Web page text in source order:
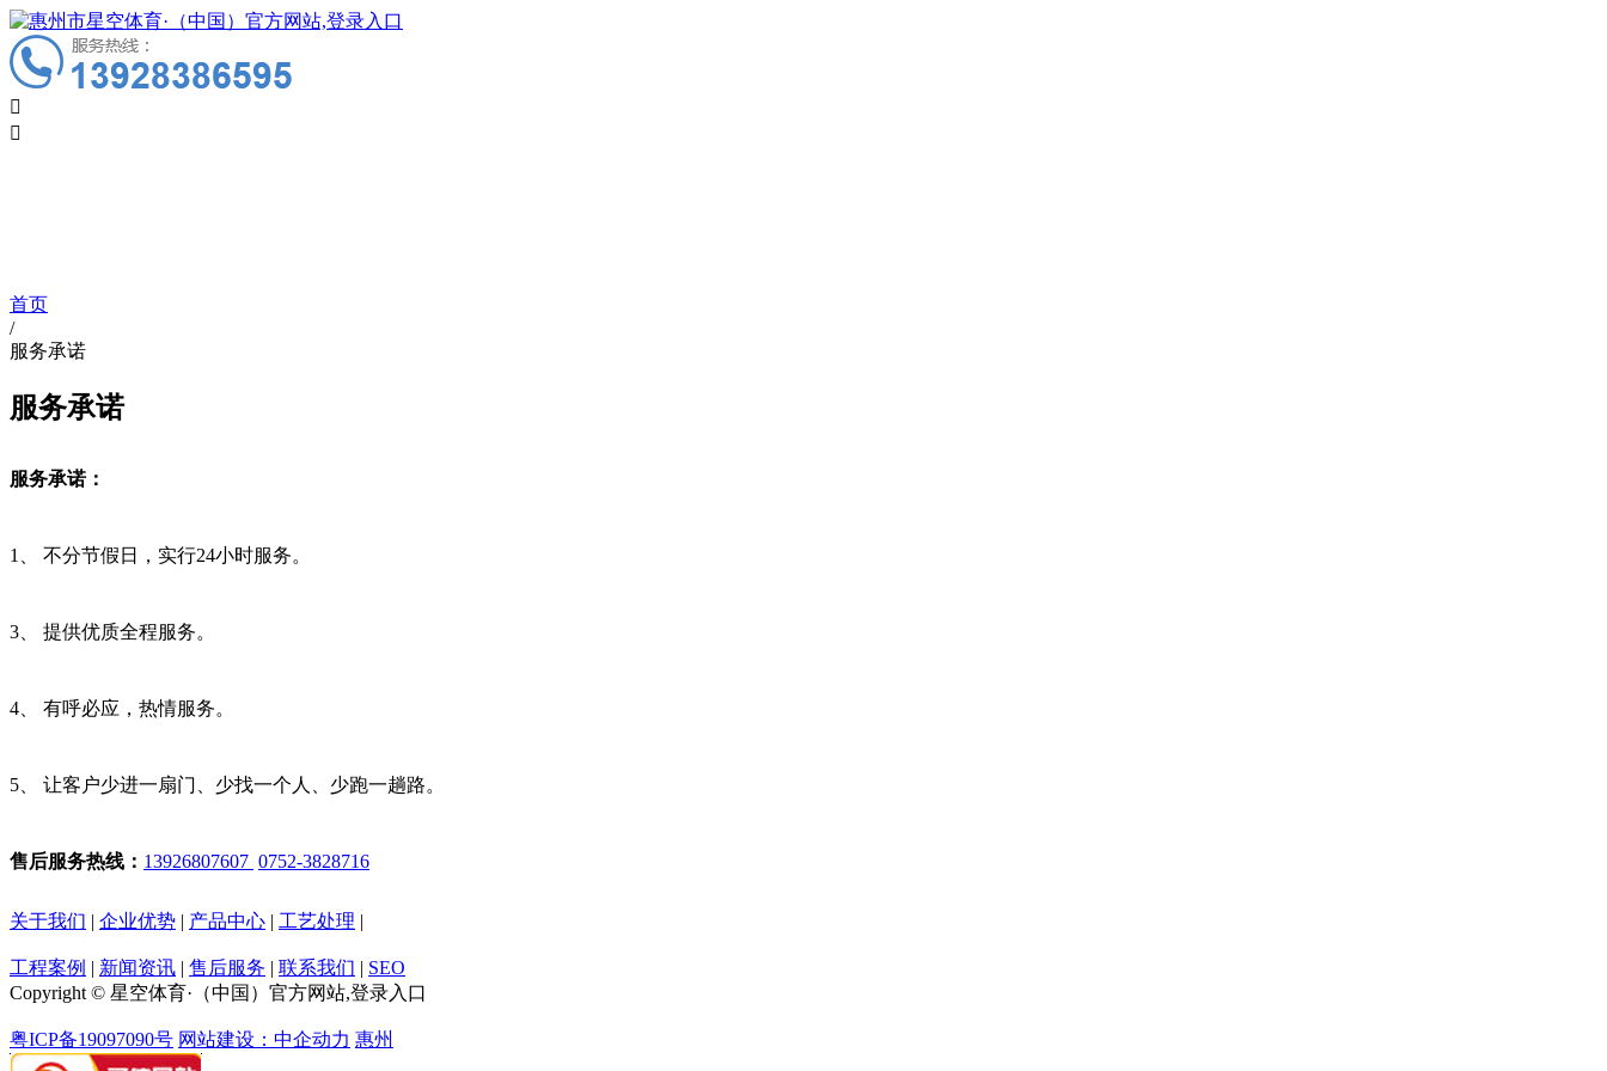


首页
/
服务承诺
服务承诺
服务承诺：
1、 不分节假日，实行24小时服务。
3、 提供优质全程服务。
4、 有呼必应，热情服务。
5、 让客户少进一扇门、少找一个人、少跑一趟路。
售后服务热线： 13926807607 0752-3828716
关于我们 | 企业优势 | 产品中心 | 工艺处理 |
工程案例 | 新闻资讯 | 售后服务 | 联系我们 | SEO
Copyright © 星空体育·（中国）官方网站,登录入口
粤ICP备19097090号 网站建设：中企动力 惠州